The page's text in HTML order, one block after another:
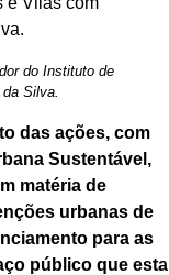
do Instituto de
Silva.
das ações, com
Sustentável,
matéria de
urbanas de
para as
público que esta